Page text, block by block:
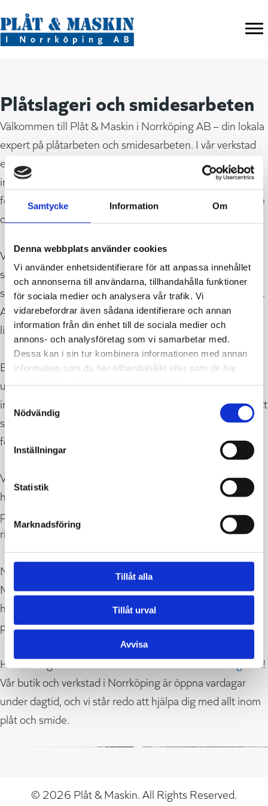
Samtycke Information Om
Denna webbplats använder cookies
Vi använder enhetsidentifierare för att anpassa innehållet
och annonserna till användarna, tillhandahålla funktioner
för sociala medier och analysera vår trafik. Vi
vidarebefordrar även sådana identifierare och annan
information från din enhet till de sociala medier och
annons- och analysföretag som vi samarbetar med.
Dessa kan i sin tur kombinera informationen med annan
information som du har tillhandahållit eller som de har
Nödvändig
Inställningar
Statistik
Marknadsföring
Tillåt alla
Tillåt urval
Avvisa
till
innehåll
Plåtslageri och smidesarbeten
Välkommen till Plåt & Maskin i Norrköping AB – din lokala
expert på plåtarbeten och smidesarbeten. I vår verkstad
erbjuder vi professionell tillverkning och legotillverkning
inom bockning, stansning och svetsning. Vi hjälper både
företag och privatpersoner med allt från specialtillverkade
detaljer till större projekt.
Vi utför även mindre till medelstora plåtslageriarbeten
som plåttäckningar av tak, skorstensinklädningar,
skorstenshuvar samt montage av hängrännor och stuprör.
Allt arbete präglas av hög kvalitet, precision och lång
livslängd.
Bland våra kunder finns byggentreprenörer,
undertaksmontörer, plåtslagare, smidesfirmor,
industriföretag, bygghandlare och privatpersoner. Oavsett
storlek på projektet är du välkommen att vända dig till oss
för en trygg och smidig lösning.
Vi lagerför ett brett sortiment av takplåt, väggplåt,
hängrännor, stuprör, fästelement och olika typer av
plåtbeslag. Tack vare direktköp från fabrik kan vi erbjuda
riktigt konkurrenskraftiga priser utan mellanhänder.
När du köper tak, plåtdetaljer eller beslag från Plåt &
Maskin i Norrköping AB hjälper vi dig gärna med en
helhetslösning – från materialrådgivning till färdiga
produkter.
Har du frågor eller vill du få en offert?Kontakta oss gärna!
Vår butik och verkstad i Norrköping är öppna vardagar
under dagtid, och vi står redo att hjälpa dig med allt inom
plåt och smide.
© 2026 Plåt & Maskin. All Rights Reserved.